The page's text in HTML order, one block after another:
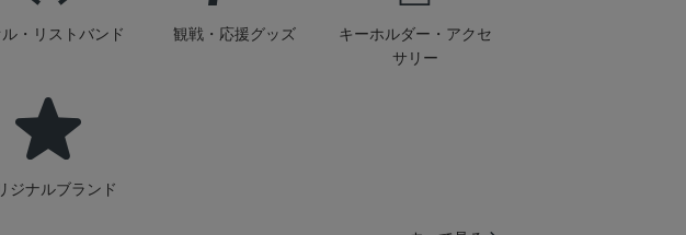
ル・リストバンド 観戦・応援グッズ
キーホルダー・アクセ
サリー
ジナルブランド